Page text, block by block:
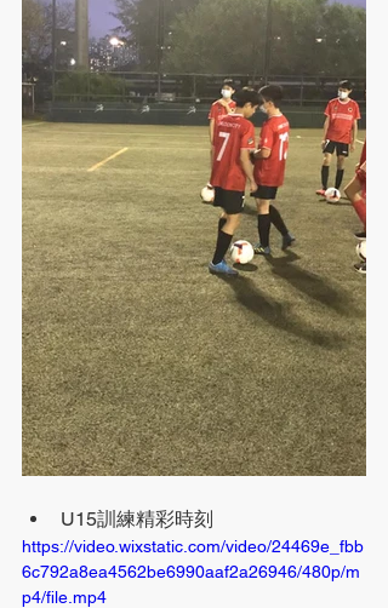
U15訓練精彩時刻
https://video.wixstatic.com/video/24469e_fbb
6c792a8ea4562be6990aaf2a26946/480p/m
p4/file.mp4